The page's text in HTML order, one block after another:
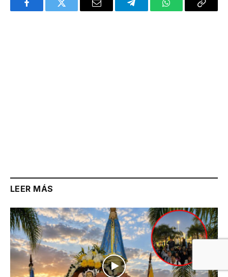
FacebookTwitter Email TelegramWhatsAppCopy
LEER MÁS